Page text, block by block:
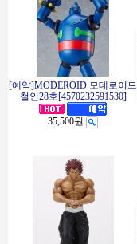
[예약]MODEROID 모데로이드
철인28호[4570232591530]
35,500원